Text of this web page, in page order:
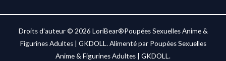
Droits d'auteur © 2026 LoriBear®Poupées Sexuelles Anime &
Figurines Adultes | GKDOLL. Alimenté par Poupées Sexuelles
Anime & Figurines Adultes | GKDOLL.